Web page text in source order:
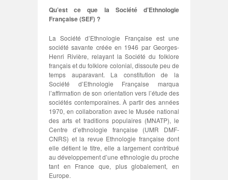
Qu’est ce que la Société d’Ethnologie
Française (SEF) ?
La Société d’Ethnologie Française est une
société savante créée en 1946 par Georges-
Henri Rivière, relayant la Société du folklore
français et du folklore colonial, dissoute peu de
temps auparavant. La constitution de la
Société d’Ethnologie Française marqua
l’affirmation de son orientation vers l’étude des
sociétés contemporaines. À partir des années
1970, en collaboration avec le Musée national
des arts et traditions populaires (MNATP), le
Centre d’ethnologie française (UMR DMF-
CNRS) et la revue Ethnologie française dont
elle détient le titre, elle a largement contribué
au développement d’une ethnologie du proche
tant en France que, plus globalement, en
Europe.